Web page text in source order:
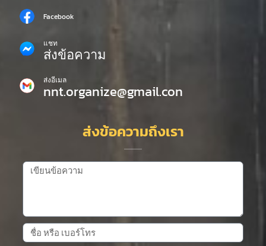
Facebook
แชท
ส่งข้อความ
ส่งอีเมล
nnt.organize@gmail.con
ส่งข้อความถึงเรา